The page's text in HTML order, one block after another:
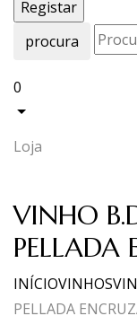
procura
0
Loja
VINHO
PELLADA
INÍCIOVINHOS
PELLADA